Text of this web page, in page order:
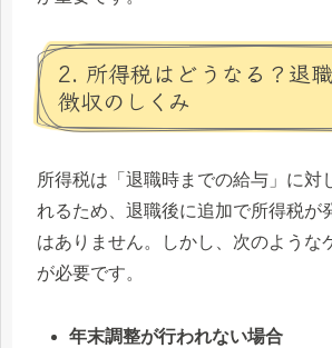
2. 所得税はどうなる？退
徴収のしくみ
所得税は「退職時までの給与」に対
れるため、退職後に追加で所得税が
はありません。しかし、次のような
が必要です。
年末調整が行われない場合